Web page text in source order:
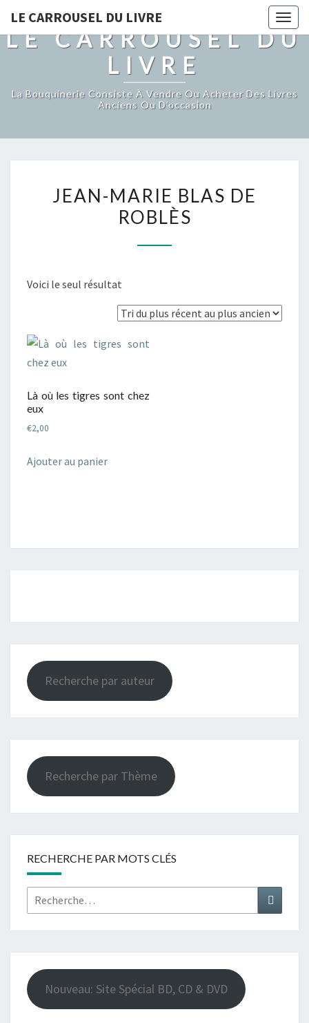
LE CARROUSEL DU LIVRE
LE CARROUSEL DU
LIVRE
La Bouquinerie Consiste À Vendre Ou Acheter Des Livres
Anciens Ou D’occasion
MARIE
BLAS
JEAN-MARIE BLAS DE
ROBLÈS
Voici le seul résultat
Là où les tigres sont chez
eux
€2,00
Ajouter au panier
Recherche par auteur
Recherche par Thème
RECHERCHE PAR MOTS CLÉS
Rechercher :
Nouveau: Site Spécial BD, CD & DVD